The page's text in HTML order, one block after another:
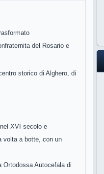
del Rosario e
storico di Alghero, di
XVI secolo e
volta a botte, con un
Ortodossa Autocefala di